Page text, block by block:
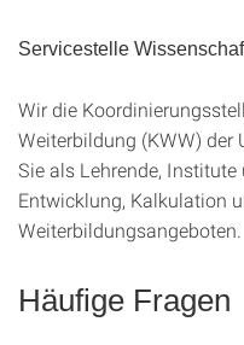
Servicestelle
Wir die
Weiterbildung (KWW)
Sie als Lehrende,
Entwicklung, Kalkulation
Weiterbildungsangeboten.
Häufige Fragen